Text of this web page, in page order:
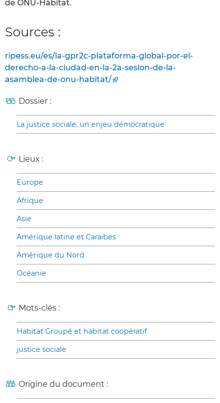
de ONU-Hábitat.
Sources :
ripess.eu/es/la-gpr2c-plataforma-global-por-el-
derecho-a-la-ciudad-en-la-2a-sesion-de-la-
asamblea-de-onu-habitat/
Dossier :
La justice sociale, un enjeu démocratique
Lieux :
Europe
Afrique
Asie
Amérique latine et Caraïbes
Amérique du Nord
Océanie
Mots-clés :
Habitat Groupé et habitat coopératif
justice sociale
Origine du document :